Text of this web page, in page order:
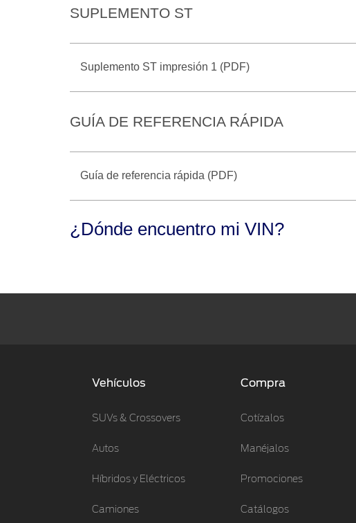
SUPLEMENTO ST
Suplemento ST impresión 1 (PDF)
GUÍA DE REFERENCIA RÁPIDA
Guía de referencia rápida (PDF)
¿Dónde encuentro mi VIN?
Vehículos
SUVs & Crossovers
Autos
Híbridos y Eléctricos
Camiones
Compra
Cotízalos
Manéjalos
Promociones
Catálogos